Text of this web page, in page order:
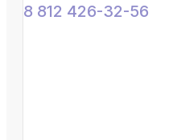
8 812 426-32-56